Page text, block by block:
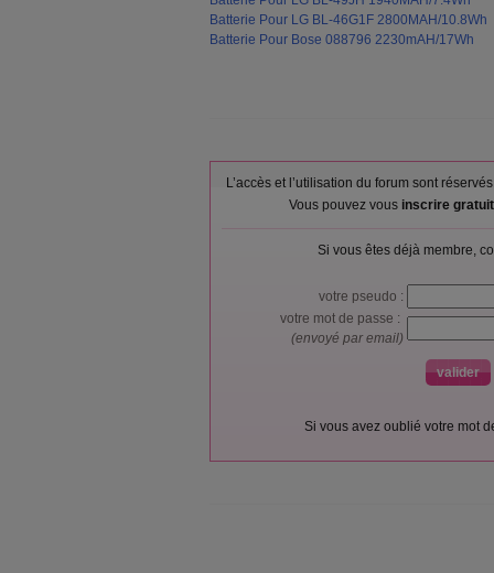
Batterie Pour LG BL-46G1F 2800MAH/10.8Wh
Batterie Pour Bose 088796 2230mAH/17Wh
L’accès et l’utilisation du forum sont
Vous pouvez vous inscrire
Si vous êtes déjà membre,
votre pseudo :
votre mot de passe :
(envoyé par email)
Si vous avez oublié votre mot